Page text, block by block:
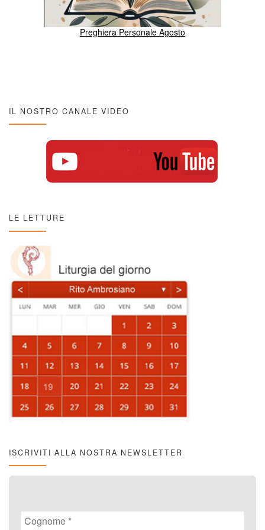
Preghiera Personale Agosto
IL NOSTRO CANALE VIDEO
LE LETTURE
ISCRIVITI ALLA NOSTRA NEWSLETTER